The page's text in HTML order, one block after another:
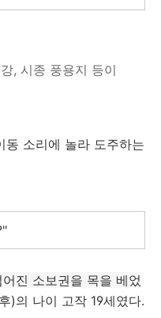
, 시종 풍용지 등이
동 소리에 놀라 도주하는
진 소보권을 목을 베었
)의 나이 고작 19세였다.